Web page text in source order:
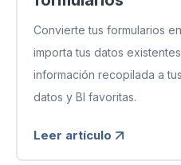
Convierte tus formularios
importa tus datos
información recopilada a
datos y BI favoritas.
Leer artículo